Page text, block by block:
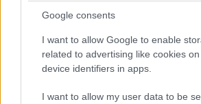
Google consents
I want to allow Google to enable
related to advertising like cookies
device identifiers in apps.
I want to allow my user data to be
célzó hirdetések ráadásul mivel
többe is kerülnek.
A Google Glass jelenleg csak a
jövőre számíthatunk. Az biztos,